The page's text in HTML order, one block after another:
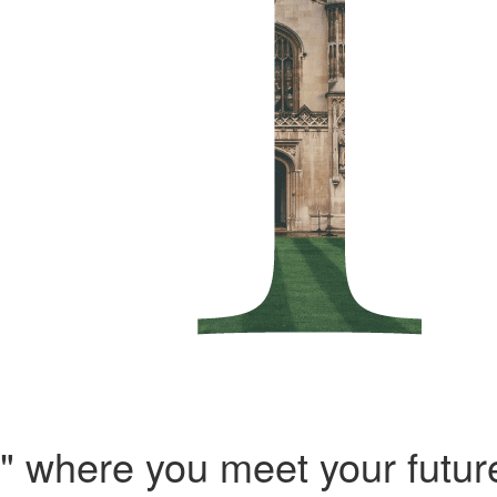
" where you meet your